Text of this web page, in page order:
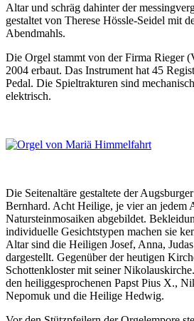
Altar und schräg dahinter der
gestaltet von Therese Hössle-Seidel mit
Abendmahls.
Die Orgel stammt von der Firma Rieger
2004 erbaut. Das Instrument hat 45
Pedal. Die Spieltrakturen sind
elektrisch.
Die Seitenaltäre gestaltete der
Bernhard. Acht Heilige, je vier an jedem
Natursteinmosaiken abgebildet.
individuelle Gesichtstypen machen sie
Altar sind die Heiligen Josef, Anna,
dargestellt. Gegenüber der heutigen
Schottenkloster mit seiner
den heiliggesprochenen Papst Pius X.,
Nepomuk und die Heilige Hedwig.